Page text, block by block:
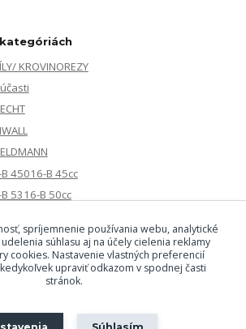
KROVINOREZY
45016-B 45cc
5316-B 50cc
spríjemnenie používania webu, analytické
súhlasu aj na účely cielenia reklamy
cookies. Nastavenie vlastných preferencií
upraviť odkazom v spodnej časti
stránok.